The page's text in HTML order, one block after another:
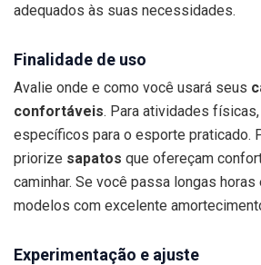
adequados às suas necessidades.
Finalidade de uso
Avalie onde e como você usará seus
confortáveis. Para atividades
específicos para o esporte praticado.
priorize sapatos que ofereçam
caminhar. Se você passa longas
modelos com excelente
Experimentação e ajuste